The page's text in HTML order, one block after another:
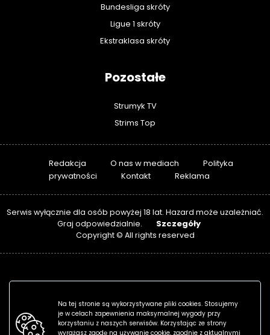
Bundesliga skróty
Ligue 1 skróty
Ekstraklasa skróty
Pozostałe
Strumyk TV
Strims Top
Redakcja O nas w mediach
Polityka
prywatności
Kontakt Reklama
Serwis wyłącznie dla osób powyżej 18 lat. Hazard może uzależniać.
Graj odpowiedzialnie.
Szczegóły
Copyright © All rights reserved
Na tej stronie są wykorzystywane pliki cookies. Stosujemy
je w celach zapewnienia maksymalnej wygody przy
korzystaniu z naszych serwisów. Korzystając ze strony
wyrażasz zgodę na używanie cookie, zgodnie z aktualnymi